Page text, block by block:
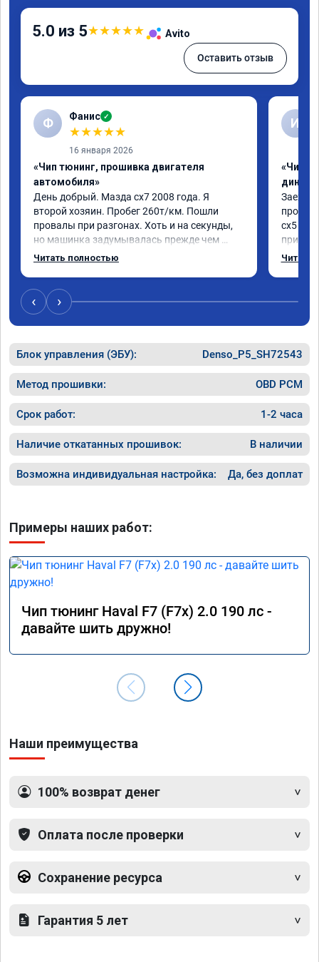
5.0 из 5★★★★★ Avito
Оставить отзыв
Ф Фанис ✓
★★★★★
16 января 2026
«Чип тюнинг, прошивка двигателя
автомобиля»
День добрый. Мазда сх7 2008 года. Я
второй хозяин. Пробег 260т/км. Пошли
провалы при разгонах. Хоть и на секунды,
но машинка задумывалась прежде чем
разогнаться. Года 4 назад удалял
людьми, решил всё таки сделать
перепрошивку. Увидел в авито ваше
объявление и решил обратиться к вам за
в работу. Знают своё дело. По времени 1,5
часа длилась процедура. Цена конечно
отличается от заявленной. Но результатом
я доволен. Машинка не едет, а летит прям.
Парням благодарность!!!!
Читать полностью
И
«Чип
Заехал
сх5
педаль
вреда
Читать
‹ ›
Блок управления (ЭБУ): Denso_P5_SH72543
Метод прошивки: OBD PCM
Срок работ: 1-2 часа
Наличие откатанных прошивок: В наличии
Возможна индивидуальная настройка: Да, без доплат
Примеры наших работ:
Чип тюнинг Haval F7 (F7x) 2.0 190 лс -
давайте шить дружно!
Наши преимущества
100% возврат денег
Оплата после проверки
Сохранение ресурса
Гарантия 5 лет